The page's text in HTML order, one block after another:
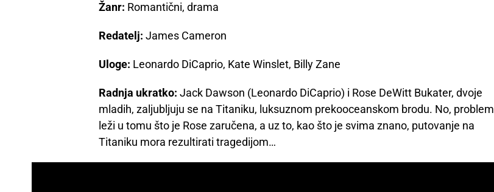
Žanr: Romantični, drama
Redatelj: James Cameron
Uloge: Leonardo DiCaprio, Kate Winslet, Billy Zane
Radnja ukratko: Jack Dawson (Leonardo DiCaprio) i Rose DeWitt Bukater, dvoje
mladih, zaljubljuju se na Titaniku, luksuznom prekooceanskom brodu. No, problem
leži u tomu što je Rose zaručena, a uz to, kao što je svima znano, putovanje na
Titaniku mora rezultirati tragedijom…